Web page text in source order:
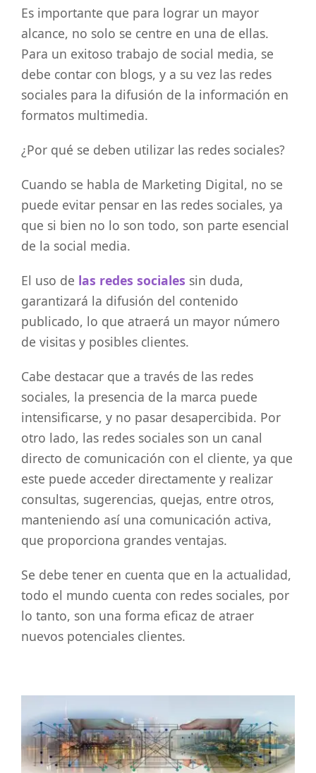
Es importante que para lograr un mayor
alcance, no solo se centre en una de ellas.
Para un exitoso trabajo de social media, se
debe contar con blogs, y a su vez las redes
sociales para la difusión de la información en
formatos multimedia.
¿Por qué se deben utilizar las redes sociales?
Cuando se habla de Marketing Digital, no se
puede evitar pensar en las redes sociales, ya
que si bien no lo son todo, son parte esencial
de la social media.
El uso de las redes sociales sin duda,
garantizará la difusión del contenido
publicado, lo que atraerá un mayor número
de visitas y posibles clientes.
Cabe destacar que a través de las redes
sociales, la presencia de la marca puede
intensificarse, y no pasar desapercibida. Por
otro lado, las redes sociales son un canal
directo de comunicación con el cliente, ya que
este puede acceder directamente y realizar
consultas, sugerencias, quejas, entre otros,
manteniendo así una comunicación activa,
que proporciona grandes ventajas.
Se debe tener en cuenta que en la actualidad,
todo el mundo cuenta con redes sociales, por
lo tanto, son una forma eficaz de atraer
nuevos potenciales clientes.